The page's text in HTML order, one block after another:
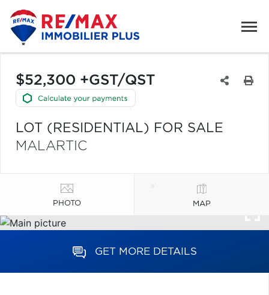
$52,300 +GST/QST
LOT (RESIDENTIAL) FOR SALE
MALARTIC
PHOTO MAP
GET MORE DETAILS